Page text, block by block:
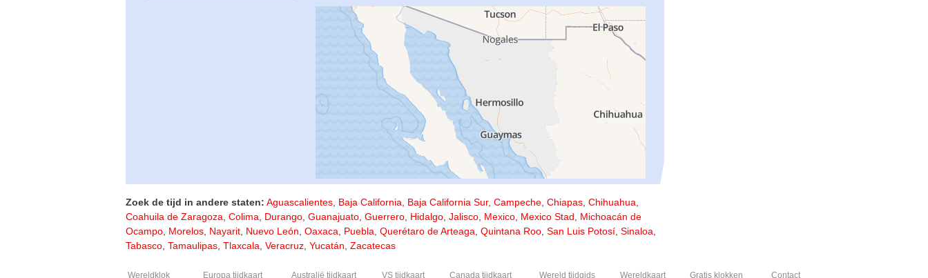
Zoek de tijd in andere staten: Aguascalientes, Baja California, Baja California Sur, Campeche, Chiapas, Chihuahua,
Coahuila de Zaragoza, Colima, Durango, Guanajuato, Guerrero, Hidalgo, Jalisco, Mexico, Mexico Stad, Michoacán de
Ocampo, Morelos, Nayarit, Nuevo León, Oaxaca, Puebla, Querétaro de Arteaga, Quintana Roo, San Luis Potosí, Sinaloa,
Tabasco, Tamaulipas, Tlaxcala, Veracruz, Yucatán, Zacatecas
Wereldklok Europa tijdkaart Australië tijdkaart VS tijdkaart Canada tijdkaart Wereld tijdgids Wereldkaart Gratis klokken Contact